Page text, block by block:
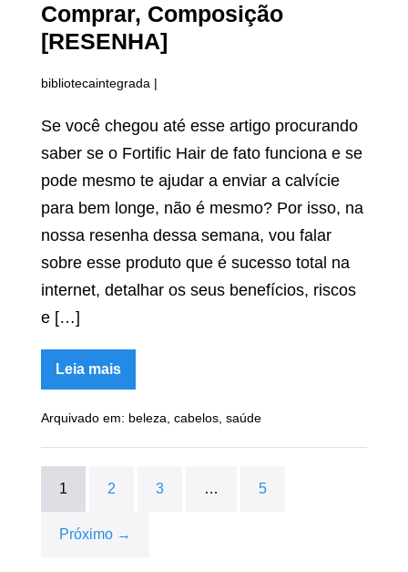
[RESENHA]
Comprar, Composição
[RESENHA]
bibliotecaintegrada |
Se você chegou até esse artigo procurando
saber se o Fortific Hair de fato funciona e se
pode mesmo te ajudar a enviar a calvície
para bem longe, não é mesmo? Por isso, na
nossa resenha dessa semana, vou falar
sobre esse produto que é sucesso total na
internet, detalhar os seus benefícios, riscos
e […]
Leia mais
Fortific
Funciona
Valor,
Composição
Arquivado em: beleza cabelos saúde
1 2 3 … 5
Próximo →